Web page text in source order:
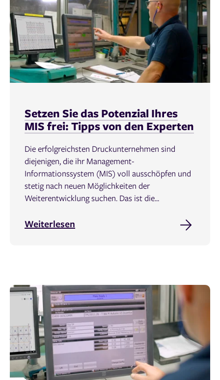
Setzen Sie das Potenzial Ihres
MIS frei: Tipps von den Experten
Die erfolgreichsten Druckunternehmen sind
diejenigen, die ihr Management-
Informationssystem (MIS) voll ausschöpfen und
stetig nach neuen Möglichkeiten der
Weiterentwicklung suchen. Das ist die...
Weiterlesen